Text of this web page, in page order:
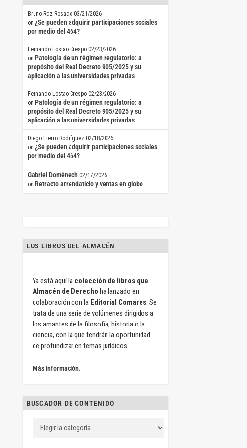
Bruno Rdz-Rosado 03/21/2026
on ¿Se pueden adquirir participaciones sociales
por medio del 464?
Fernando Lostao Crespo 02/23/2026
on Patología de un régimen regulatorio: a
propósito del Real Decreto 905/2025 y su
aplicación a las universidades privadas
Fernando Lostao Crespo 02/23/2026
on Patología de un régimen regulatorio: a
propósito del Real Decreto 905/2025 y su
aplicación a las universidades privadas
Diego Fierro Rodríguez 02/18/2026
on ¿Se pueden adquirir participaciones sociales
por medio del 464?
Gabriel Doménech 02/17/2026
on Retracto arrendaticio y ventas en globo
LOS LIBROS DEL ALMACÉN
Ya está aquí la colección de libros que
Almacén de Derecho ha lanzado en
colaboración con la Editorial Comares. Se
trata de una serie de volúmenes dirigidos a
los amantes de la filosofía, historia o la
ciencia, con la que tendrán la oportunidad
de profundizar en temas jurídicos.
Más información.
BUSCADOR DE CONTENIDO